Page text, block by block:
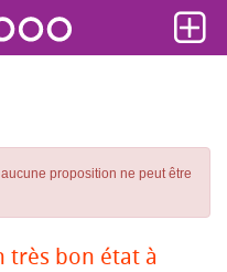
proposition ne peut être
très bon état à